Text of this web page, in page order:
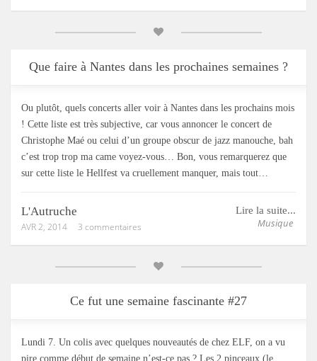
Que faire à Nantes dans les prochaines semaines ?
Ou plutôt, quels concerts aller voir à Nantes dans les prochains mois
! Cette liste est très subjective, car vous annoncer le concert de
Christophe Maé ou celui d’un groupe obscur de jazz manouche, bah
c’est trop trop ma came voyez-vous… Bon, vous remarquerez que
sur cette liste le Hellfest va cruellement manquer, mais tout…
Lire la suite...
Musique
L'Autruche
AVR 2, 2014 3 commentaires
Ce fut une semaine fascinante #27
Lundi 7. Un colis avec quelques nouveautés de chez ELF, on a vu
pire comme début de semaine n’est-ce pas ? Les 2 pinceaux (le